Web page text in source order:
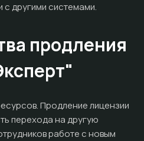
с другими системами.
продления
Продление лицензии
перехода на другую
работе с новым